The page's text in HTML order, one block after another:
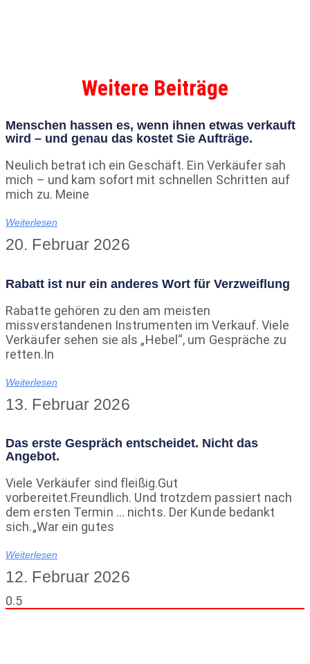
Weitere Beiträge
Menschen hassen es, wenn ihnen etwas verkauft
wird – und genau das kostet Sie Aufträge.
Neulich betrat ich ein Geschäft. Ein Verkäufer sah
mich – und kam sofort mit schnellen Schritten auf
mich zu. Meine
Weiterlesen
20. Februar 2026
Rabatt ist nur ein anderes Wort für Verzweiflung
Rabatte gehören zu den am meisten
missverstandenen Instrumenten im Verkauf. Viele
Verkäufer sehen sie als „Hebel“, um Gespräche zu
retten.In
Weiterlesen
13. Februar 2026
Das erste Gespräch entscheidet. Nicht das
Angebot.
Viele Verkäufer sind fleißig.Gut
vorbereitet.Freundlich. Und trotzdem passiert nach
dem ersten Termin … nichts. Der Kunde bedankt
sich.„War ein gutes
Weiterlesen
12. Februar 2026